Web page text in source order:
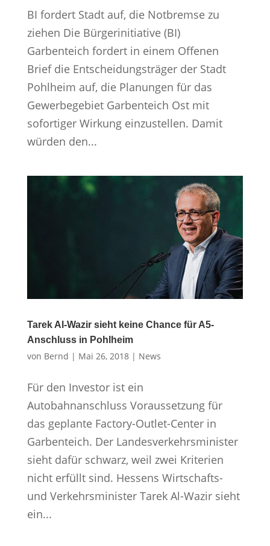
BI fordert Stadt auf, die Notbremse zu
ziehen Die Bürgerinitiative (BI)
Garbenteich fordert in einem Offenen
Brief die Entscheidungsträger der Stadt
Pohlheim auf, die Planungen für das
Gewerbegebiet Garbenteich Ost mit
sofortiger Wirkung einzustellen. Damit
würden den...
Tarek Al-Wazir sieht keine Chance für A5-
Anschluss in Pohlheim
von Bernd | Mai 26, 2018| News
Für den Investor ist ein
Autobahnanschluss Voraussetzung für
das geplante Factory-Outlet-Center in
Garbenteich. Der Landesverkehrsminister
sieht dafür schwarz, weil zwei Kriterien
nicht erfüllt sind. Hessens Wirtschafts-
und Verkehrsminister Tarek Al-Wazir sieht
ein...